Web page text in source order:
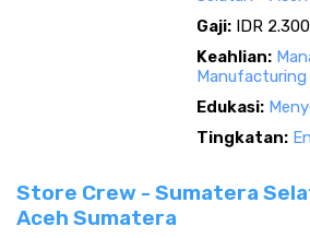
Gaji: IDR
Keahlian:
Manufacturing
Edukasi:
Tingkatan:
Store Crew - Sumatera
Aceh Sumatera